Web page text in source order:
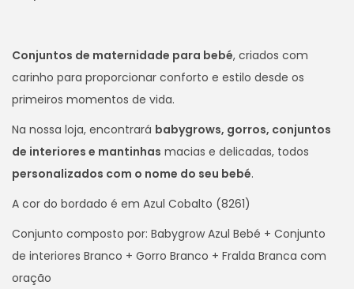
Conjuntos de maternidade para bebé, criados com
carinho para proporcionar conforto e estilo desde os
primeiros momentos de vida.
Na nossa loja, encontrará babygrows, gorros, conjuntos
de interiores e mantinhas macias e delicadas, todos
personalizados com o nome do seu bebé.
A cor do bordado é em Azul Cobalto (8261)
Conjunto composto por: Babygrow Azul Bebé + Conjunto
de interiores Branco + Gorro Branco + Fralda Branca com
oração